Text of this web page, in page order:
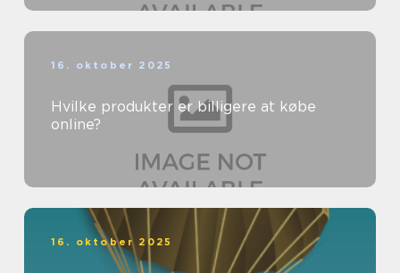
16. oktober 2025
Hvilke produkter er billigere at købe
online?
16. oktober 2025